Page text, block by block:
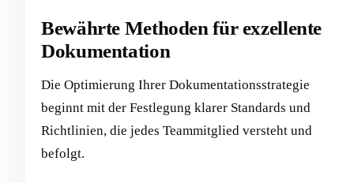
Bewährte Methoden für exzellente
Dokumentation
Die Optimierung Ihrer Dokumentationsstrategie
beginnt mit der Festlegung klarer Standards und
Richtlinien, die jedes Teammitglied versteht und
befolgt.